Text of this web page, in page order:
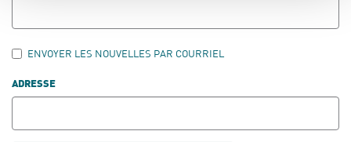
ENVOYER LES NOUVELLES PAR COURRIEL
ADRESSE